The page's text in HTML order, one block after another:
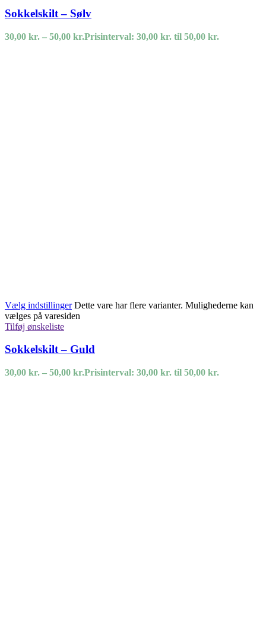
Sokkelskilt – Sølv
30,00 kr. – 50,00 kr.Prisinterval: 30,00 kr. til 50,00 kr.
Vælg indstillinger Dette vare har flere varianter. Mulighederne kan
vælges på varesiden
Tilføj ønskeliste
Sokkelskilt – Guld
30,00 kr. – 50,00 kr.Prisinterval: 30,00 kr. til 50,00 kr.